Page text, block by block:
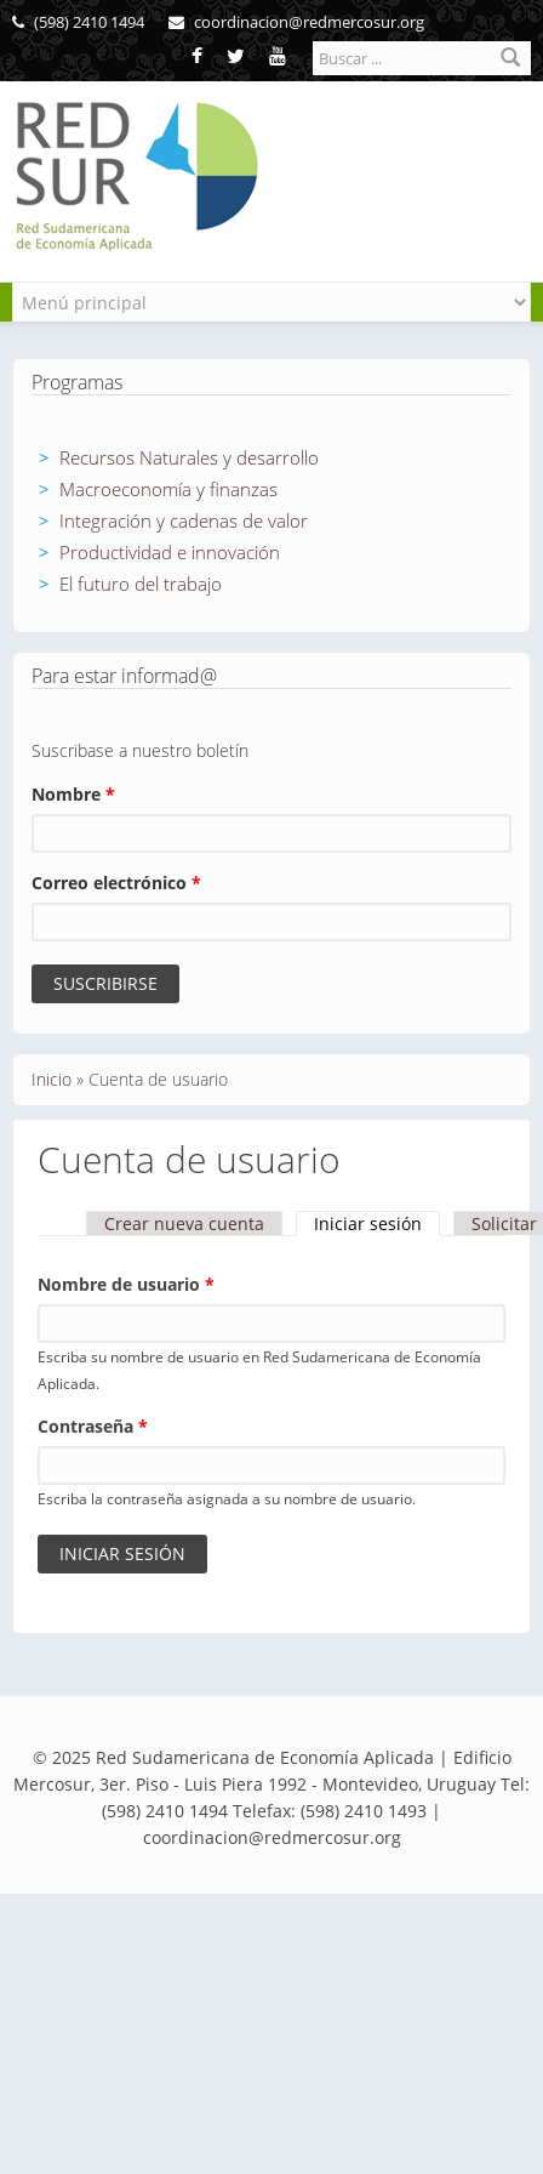
Pasar al contenido principal
(598) 2410 1494 coordinacion@redmercosur.org
Formulario de
búsqueda
Programas
Recursos Naturales y desarrollo
Macroeconomía y finanzas
Integración y cadenas de valor
Productividad e innovación
El futuro del trabajo
Para estar informad@
Suscribase a nuestro boletín
Nombre *
Correo electrónico *
Se encuentra usted aquí
Inicio » Cuenta de usuario
Cuenta de usuario
Solapas principales
Crear nueva cuenta Iniciar sesión (solapa activa)
Solicitar
Nombre de usuario *
Escriba su nombre de usuario en Red Sudamericana de Economía
Aplicada.
Contraseña *
Escriba la contraseña asignada a su nombre de usuario.
© 2025 Red Sudamericana de Economía Aplicada | Edificio
Mercosur, 3er. Piso - Luis Piera 1992 - Montevideo, Uruguay Tel:
(598) 2410 1494 Telefax: (598) 2410 1493 |
coordinacion@redmercosur.org